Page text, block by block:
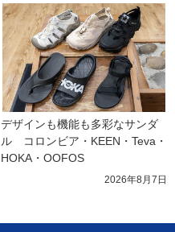
デザインも機能も多彩なサンダ
ル　コロンビア・KEEN・Teva・
HOKA・OOFOS
2026年8月7日